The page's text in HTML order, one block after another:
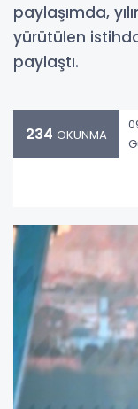
paylaşımda,
yürütülen
paylaştı.
234 OKUNMA